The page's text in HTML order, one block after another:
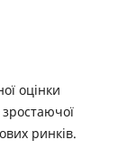
оцінки
зростаючої
ринків.